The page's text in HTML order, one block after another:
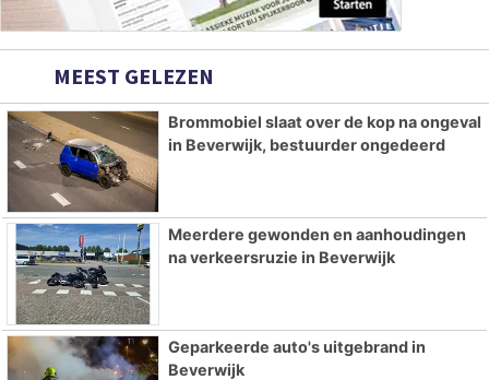
MEEST GELEZEN
Brommobiel slaat over de kop na ongeval
in Beverwijk, bestuurder ongedeerd
Meerdere gewonden en aanhoudingen
na verkeersruzie in Beverwijk
Geparkeerde auto's uitgebrand in
Beverwijk